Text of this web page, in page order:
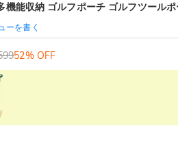
機能収納 ゴルフポーチ ゴルフツール
ーを書く
52% OFF